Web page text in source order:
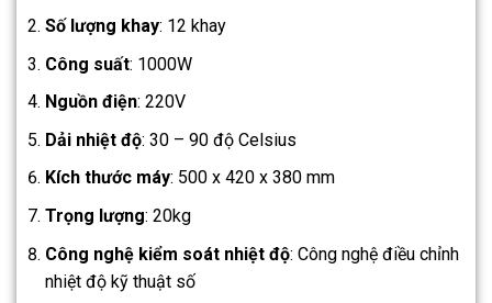
Số lượng khay: 12 khay
Công suất: 1000W
Nguồn điện: 220V
Dải nhiệt độ: 30 – 90 độ Celsius
Kích thước máy: 500 x 420 x 380 mm
Trọng lượng: 20kg
Công nghệ kiểm soát nhiệt độ: Công nghệ điều chỉnh
nhiệt độ kỹ thuật số